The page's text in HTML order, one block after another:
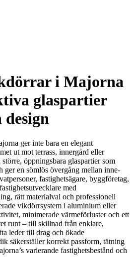
i Majorna
glaspartier
design
ger inte bara en elegant
ut mot terrass, innergård eller
öppningsbara glaspartier som
ger en sömlös övergång mellan inne-
fastighetsägare, byggföretag,
med
rätt materialval och professionell
vikdörrsystem i aluminium eller
minimerade värmeförluster och ett
runt – till skillnad från enklare,
leder till drag och ökade
säkerställer korrekt passform, tätning
varierande fastighetsbestånd och